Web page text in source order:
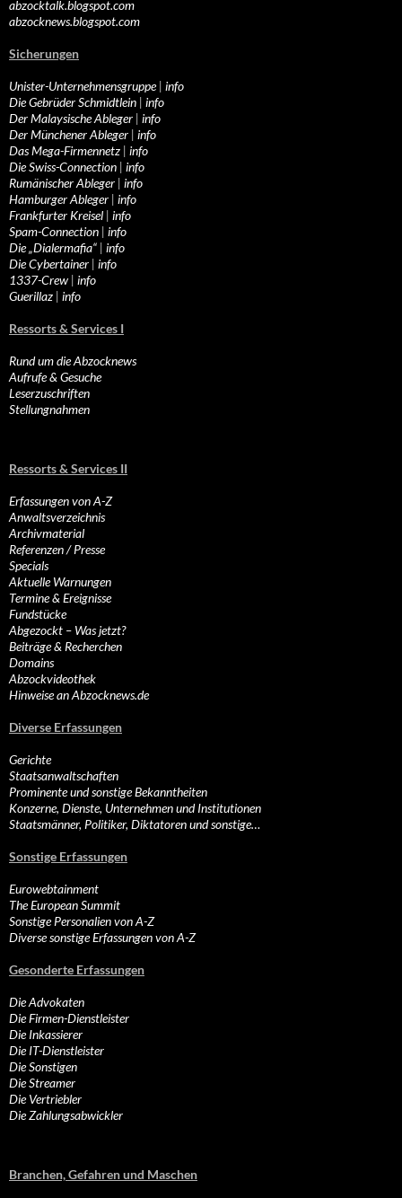
abzocktalk.blogspot.com
abzocknews.blogspot.com
Sicherungen
Unister-Unternehmensgruppe| info
Die Gebrüder Schmidtlein | info
Der Malaysische Ableger | info
Der Münchener Ableger | info
Das Mega-Firmennetz | info
Die Swiss-Connection | info
Rumänischer Ableger | info
Hamburger Ableger | info
Frankfurter Kreisel | info
Spam-Connection | info
Die „Dialermafia“ | info
Die Cybertainer | info
1337-Crew | info
Guerillaz | info
Ressorts & Services I
Rund um die Abzocknews
Aufrufe & Gesuche
Leserzuschriften
Stellungnahmen
Ressorts & Services II
Erfassungen von A-Z
Anwaltsverzeichnis
Archivmaterial
Referenzen / Presse
Specials
Aktuelle Warnungen
Termine & Ereignisse
Fundstücke
Abgezockt – Was jetzt?
Beiträge & Recherchen
Domains
Abzockvideothek
Hinweise an Abzocknews.de
Diverse Erfassungen
Gerichte
Staatsanwaltschaften
Prominente und sonstige Bekanntheiten
Konzerne, Dienste, Unternehmen und Institutionen
Staatsmänner, Politiker, Diktatoren und sonstige…
Sonstige Erfassungen
Eurowebtainment
The European Summit
Sonstige Personalien von A-Z
Diverse sonstige Erfassungen von A-Z
Gesonderte Erfassungen
Die Advokaten
Die Firmen-Dienstleister
Die Inkassierer
Die IT-Dienstleister
Die Sonstigen
Die Streamer
Die Vertriebler
Die Zahlungsabwickler
Branchen, Gefahren und Maschen